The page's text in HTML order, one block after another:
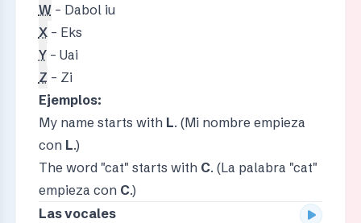
W– Dabol iu
X– Eks
Y– Uai
Z – Zi
Ejemplos:
My name starts with L. (Mi nombre empieza
con L.)
The word "cat" starts with C. (La palabra "cat"
empieza con C.)
Las vocales